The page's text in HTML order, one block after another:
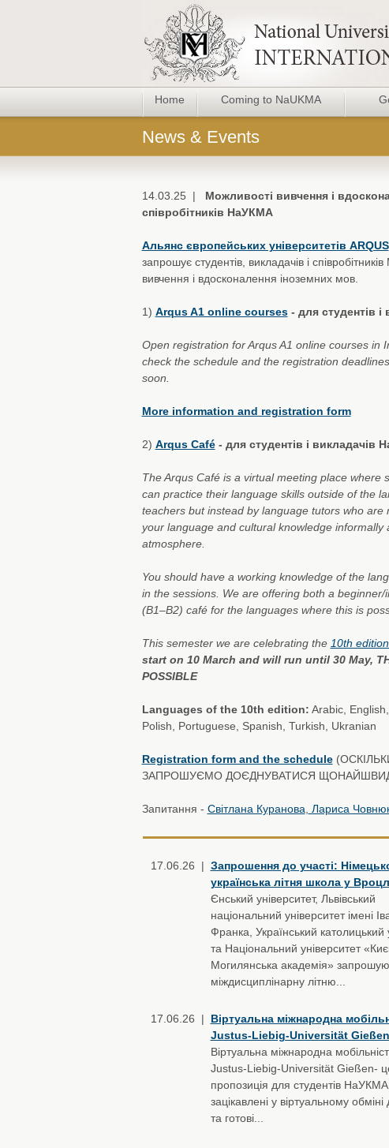
Home Coming to NaUKMA
News & Events
14.03.25 | Можливості вивчення і
співробітників НаУКМА
Альянс європейських університетів ARQUS
запрошує студентів, викладачів і
вивчення і вдосконалення іноземних мов.
1) Arqus A1 online courses- для студентів
Open registration for Arqus A1 online courses in
check the schedule and the registration
soon.
More information and registration form
2) Arqus Café- для студентів і викладачів
The Arqus Café is a virtual meeting place
can practice their language skills outside of the
teachers but instead by language tutors who
your language and cultural knowledge
atmosphere.
You should have a working knowledge of the
in the sessions. We are offering both a
(B1–B2) café for the languages where this is
This semester we are celebrating the 10th
start on 10 March and will run until 30 May,
POSSIBLE
Languages of the 10th edition: Arabic,
Polish, Portuguese, Spanish, Turkish, Ukranian
Registration form and the schedule
ЗАПРОШУЄМО ДОЄДНУВАТИСЯ
Запитання - Світлана Куранова Лариса
17.06.26 | Запрошення до участі:
українська літня школа у
Єнський університет, Львівський
національний університет імені
Франка, Український католицький
та Національний університет
Могилянська академія»
міждисциплінарну літню...
17.06.26 | Віртуальна міжнародна
Justus-Liebig-Universität Gießen
Віртуальна міжнародна
Justus-Liebig-Universität Gießen-
пропозиція для студентів
зацікавлені у віртуальному обміні
та готові...